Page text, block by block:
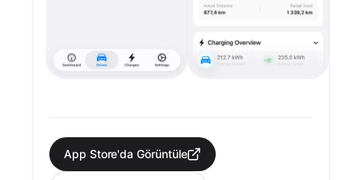
App Store'da Görüntüle